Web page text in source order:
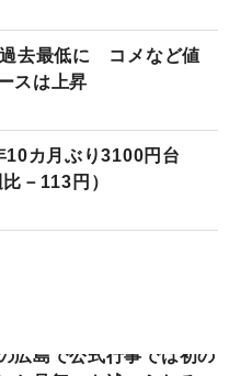
去最低に コメなど値
スは上昇
カ月ぶり3100円台
－113円）
広島で公式行事では初の